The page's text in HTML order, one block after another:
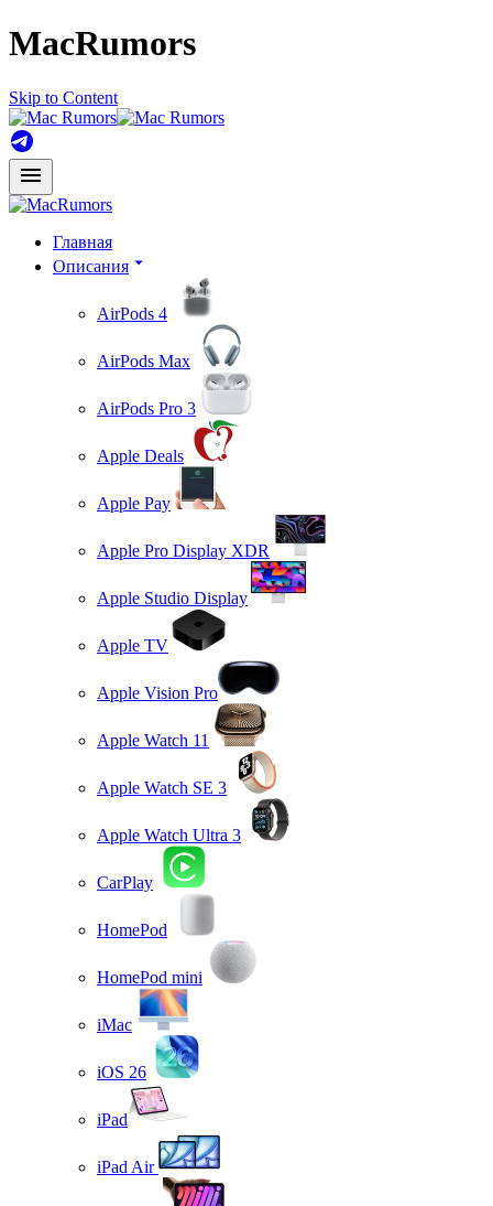
MacRumors
Skip to Content
Главная
Описания
AirPods 4
AirPods Max
AirPods Pro 3
Apple Deals
Apple Pay
Apple Pro Display XDR
Apple Studio Display
Apple TV
Apple Vision Pro
Apple Watch 11
Apple Watch SE 3
Apple Watch Ultra 3
CarPlay
HomePod
HomePod mini
iMac
iOS 26
iPad
iPad Air